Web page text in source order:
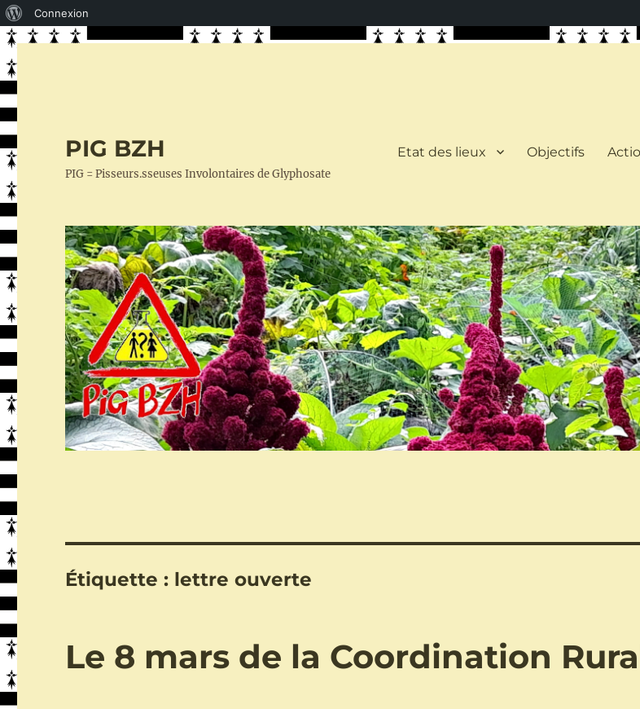
propos
Connexion
PIG BZH
PIG = Pisseurs.sseuses Involontaires de Glyphosate
Etat des lieux Objectifs
Étiquette : lettre ouverte
Le 8 mars de la Coordination